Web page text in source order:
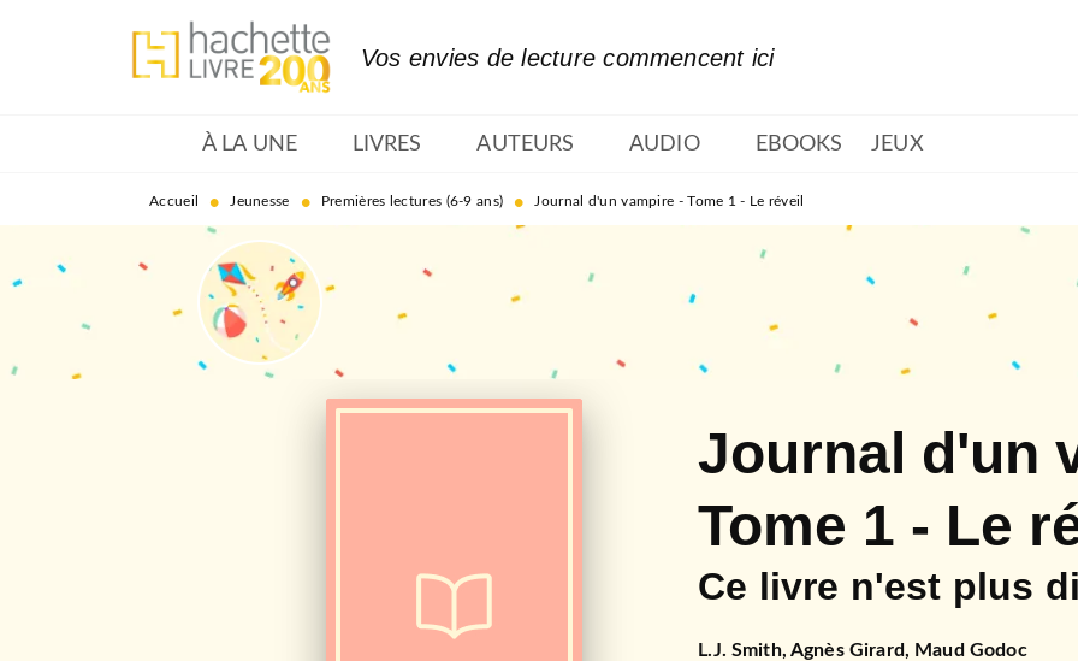
MENU RECHERCHE
Vos envies de lecture commencent ici
À LA UNE LIVRES AUTEURS AUDIO EBOOKS JEUX
Accueil • Jeunesse • Premières lectures (6-9 ans) • Journal d'un vampire - Tome 1 - Le réveil
Journal d'un
Tome 1 - Le
Ce livre n'est plus
L.J. Smith,Agnès Girard, Maud Godoc